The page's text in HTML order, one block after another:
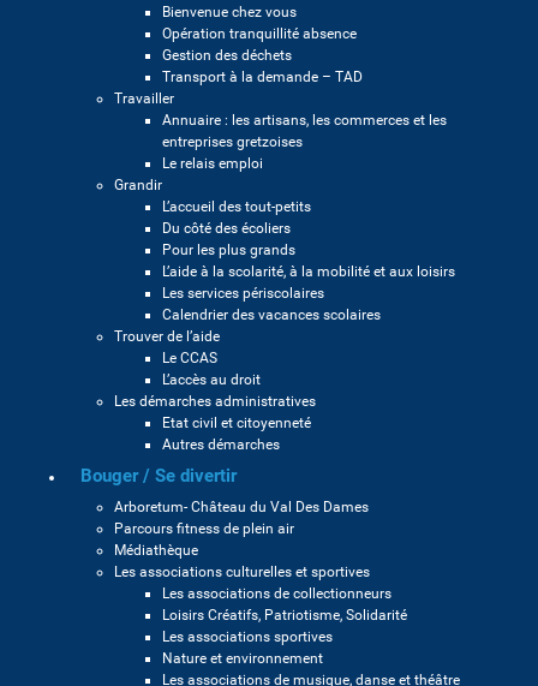
Bienvenue chez vous
Opération tranquillité absence
Gestion des déchets
Transport à la demande – TAD
Travailler
Annuaire : les artisans, les commerces et les
entreprises gretzoises
Le relais emploi
Grandir
L’accueil des tout-petits
Du côté des écoliers
Pour les plus grands
L’aide à la scolarité, à la mobilité et aux loisirs
Les services périscolaires
Calendrier des vacances scolaires
Trouver de l’aide
Le CCAS
L’accès au droit
Les démarches administratives
Etat civil et citoyenneté
Autres démarches
Bouger / Se divertir
Arboretum- Château du Val Des Dames
Parcours fitness de plein air
Médiathèque
Les associations culturelles et sportives
Les associations de collectionneurs
Loisirs Créatifs, Patriotisme, Solidarité
Les associations sportives
Nature et environnement
Les associations de musique, danse et théâtre